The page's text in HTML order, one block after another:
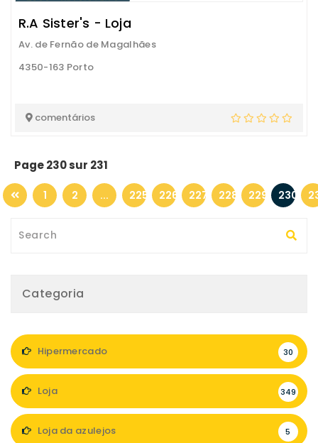
R.A Sister's - Loja
Av. de Fernão de Magalhães
4350-163 Porto
comentários
Page 230 sur 231
1 2 ... 225 226 227 228 229 230
Categoria
Hipermercado 30
Loja 349
Loja da azulejos 5